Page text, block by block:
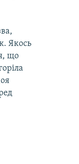
Якось
що